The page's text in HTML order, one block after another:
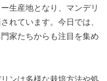
生産地となり、マンデリ
れています。今日では、
家たちからも注目を集め
ンは多様な栽培方法や処